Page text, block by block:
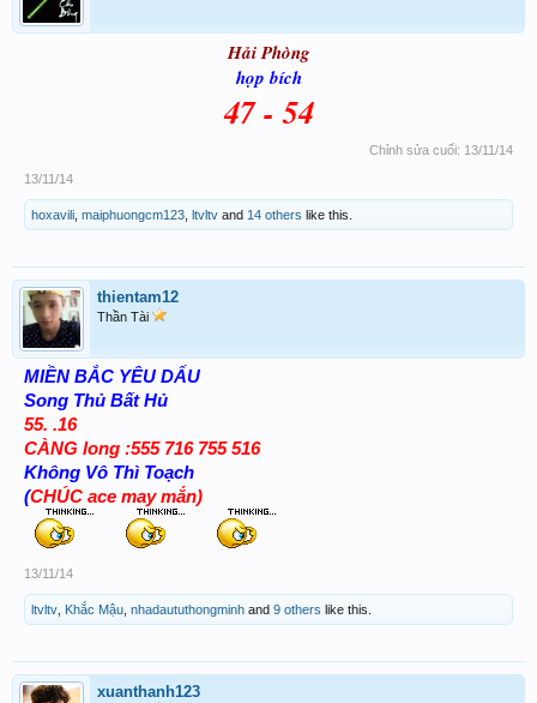
Hải Phòng
họp bích
47 - 54
Chỉnh sửa cuối: 13/11/14
13/11/14
hoxavili maiphuongcm123 ltvltv and 14 others like this.
thientam12
Thần Tài
MIỀN BẮC YÊU DẤU
Song Thủ Bất Hủ
55. .16
CÀNG long :555 716 755 516
Không Vô Thì Toạch
(CHÚC ace may mắn)
13/11/14
ltvltv Khắc Mậu nhadaututhongminh and 9 others like this.
xuanthanh123